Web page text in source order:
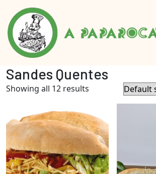
Sandes Quentes
Showing all 12 results